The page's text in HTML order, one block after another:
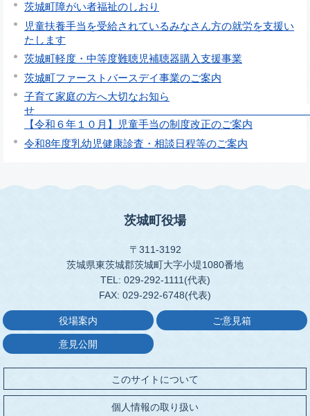
茨城町障がい者福祉のしおり
児童扶養手当を受給されているみなさん方の就労を支援い
たします
茨城町軽度・中等度難聴児補聴器購入支援事業
茨城町ファーストバースデイ事業のご案内
子育て家庭の方へ大切なお知ら
【令和６年１０月】児童手当の制度改正のご案内
令和8年度乳幼児健康診査・相談日程等のご案内
茨城町役場
〒311-3192
茨城県東茨城郡茨城町大字小堤1080番地
TEL: 029-292-1111(代表)
FAX: 029-292-6748(代表)
役場案内 ご意見箱
意見公開
このサイトについて
個人情報の取り扱い